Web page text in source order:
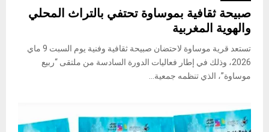
صبيحة ثقافية بموساوة تحتفي بالتراث المحلي
والهوية المغربية
تستعد قرية موساوة لاحتضان صبيحة ثقافية وفنية يوم السبت 9 ماي
2026، وذلك في إطار فعاليات الدورة السادسة من ملتقى “ربيع
موساوة”، الذي تنظمه جمعية...